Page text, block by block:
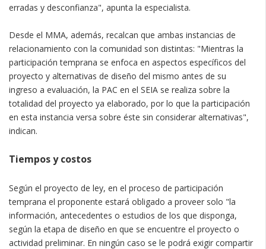
erradas y desconfianza", apunta la especialista.
Desde el MMA, además, recalcan que ambas instancias de
relacionamiento con la comunidad son distintas: "Mientras la
participación temprana se enfoca en aspectos específicos del
proyecto y alternativas de diseño del mismo antes de su
ingreso a evaluación, la PAC en el SEIA se realiza sobre la
totalidad del proyecto ya elaborado, por lo que la participación
en esta instancia versa sobre éste sin considerar alternativas",
indican.
Tiempos y costos
Según el proyecto de ley, en el proceso de participación
temprana el proponente estará obligado a proveer solo "la
información, antecedentes o estudios de los que disponga,
según la etapa de diseño en que se encuentre el proyecto o
actividad preliminar. En ningún caso se le podrá exigir compartir